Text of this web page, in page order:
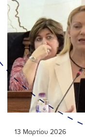
13 Μαρτίου 2026